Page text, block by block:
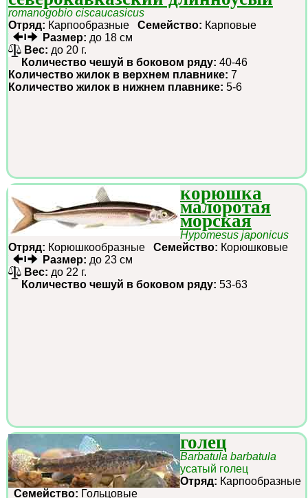
romanogobio ciscaucasicus
Отряд: Карпообразные Семейство: Карповые
Размер: до 18 см
Вес: до 20 г.
Количество чешуй в боковом ряду: 40-46
Количество жилок в верхнем плавнике: 7
Количество жилок в нижнем плавнике: 5-6
корюшка
малоротая
морская
Hypomesus japonicus
Отряд: Корюшкообразные Семейство: Корюшковые
Размер: до 23 см
Вес: до 22 г.
Количество чешуй в боковом ряду: 53-63
голец
Barbatula barbatula
усатый голец
Отряд: Карпообразные
Семейство: Гольцовые